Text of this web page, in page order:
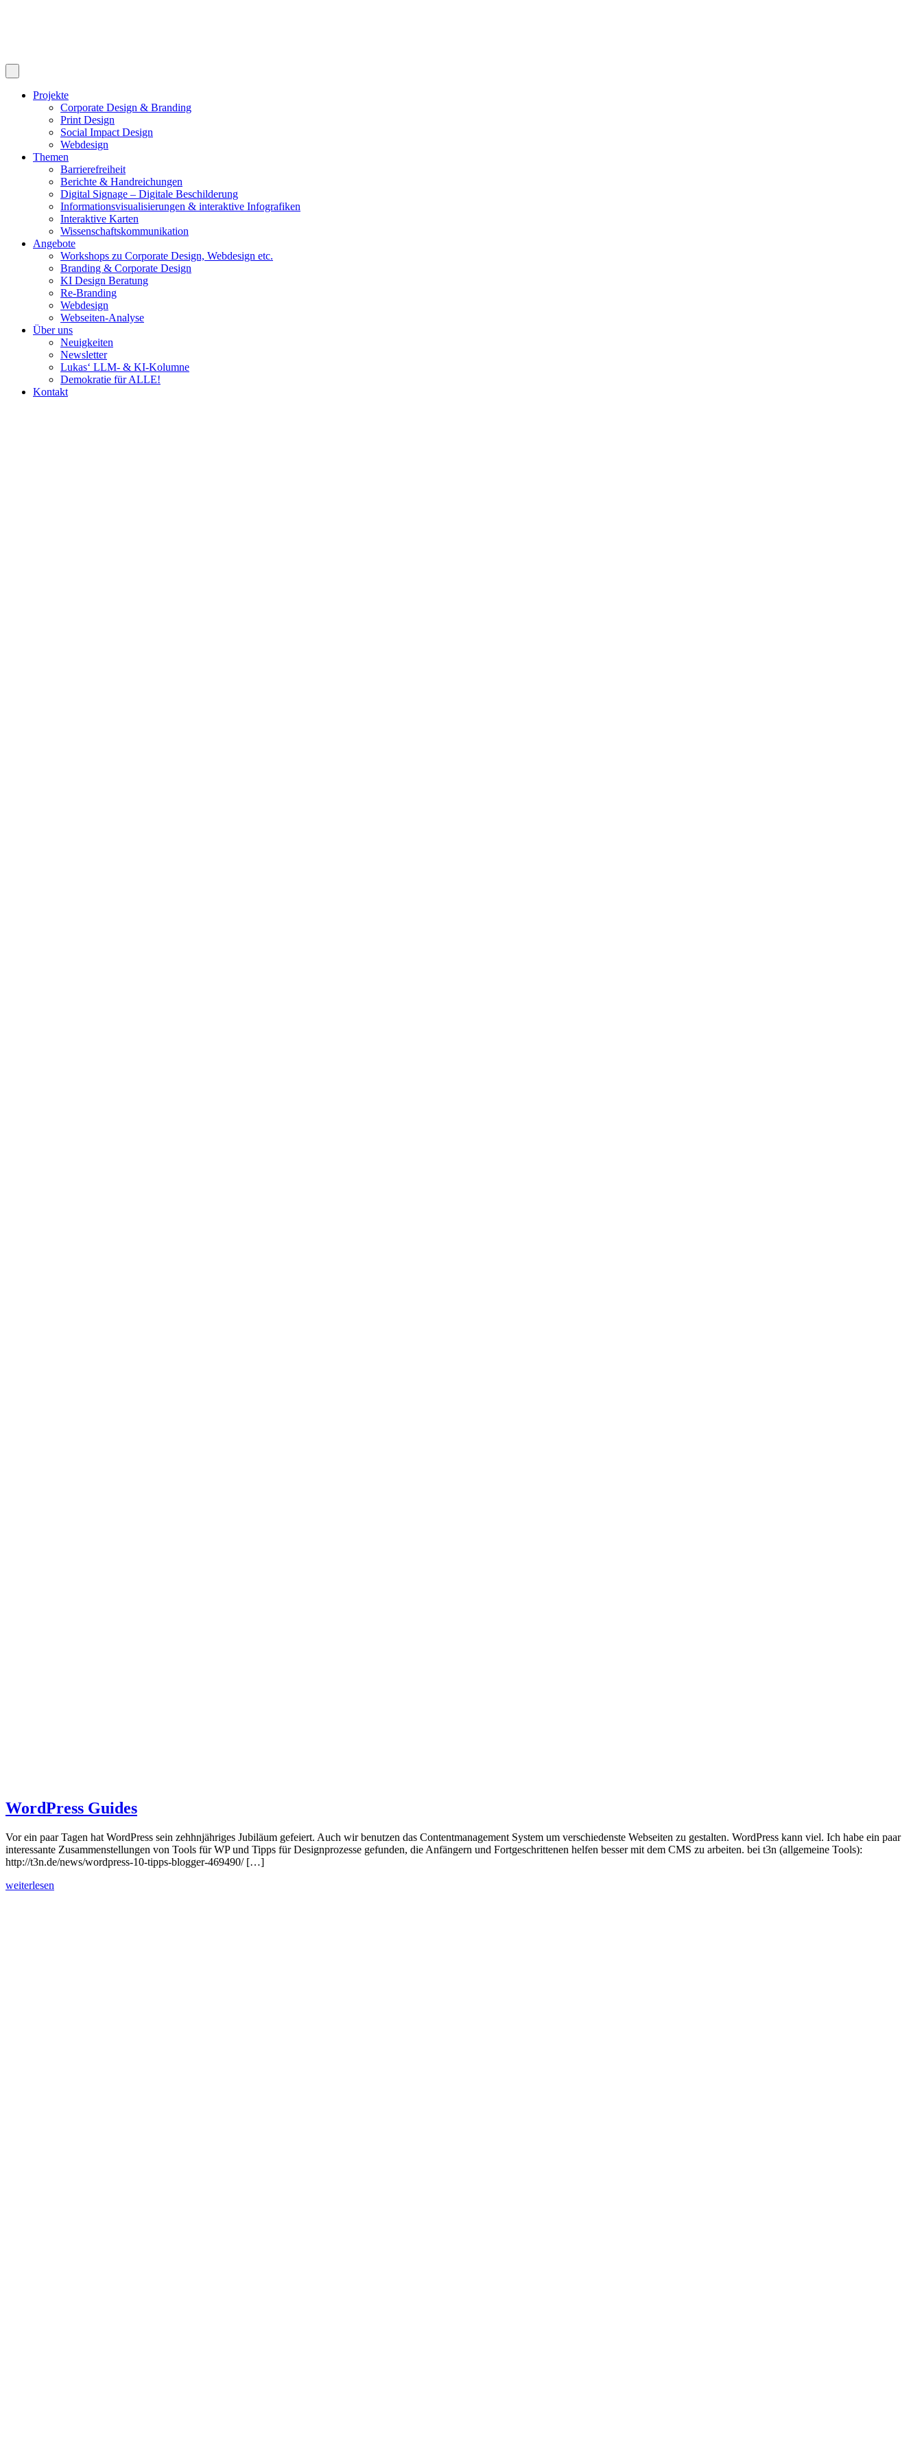
Projekte
Corporate Design & Branding
Print Design
Social Impact Design
Webdesign
Themen
Barrierefreiheit
Berichte & Handreichungen
Digital Signage – Digitale Beschilderung
Informationsvisualisierungen & interaktive Infografiken
Interaktive Karten
Wissenschaftskommunikation
Angebote
Workshops zu Corporate Design, Webdesign etc.
Branding & Corporate Design
KI Design Beratung
Re-Branding
Webdesign
Webseiten-Analyse
Über uns
Neuigkeiten
Newsletter
Lukas‘ LLM- & KI-Kolumne
Demokratie für ALLE!
Kontakt
WordPress Guides
Vor ein paar Tagen hat WordPress sein zehhnjähriges Jubiläum gefeiert. Auch wir benutzen das Contentmanagement System um verschiedenste Webseiten zu gestalten. WordPress kann viel. Ich habe ein paar
interessante Zusammenstellungen von Tools für WP und Tipps für Designprozesse gefunden, die Anfängern und Fortgeschrittenen helfen besser mit dem CMS zu arbeiten. bei t3n (allgemeine Tools):
http://t3n.de/news/wordpress-10-tipps-blogger-469490/ […]
weiterlesen